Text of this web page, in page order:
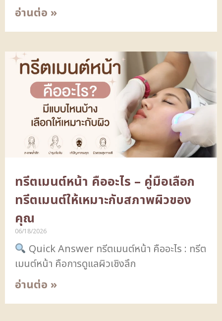
อ่านต่อ »
ทรีตเมนต์หน้า คืออะไร – คู่มือเลือก
ทรีตเมนต์ให้เหมาะกับสภาพผิวของ
คุณ
06/18/2026
Quick Answer ทรีตเมนต์หน้า คืออะไร : ทรีต
เมนต์หน้า คือการดูแลผิวเชิงลึก
อ่านต่อ »